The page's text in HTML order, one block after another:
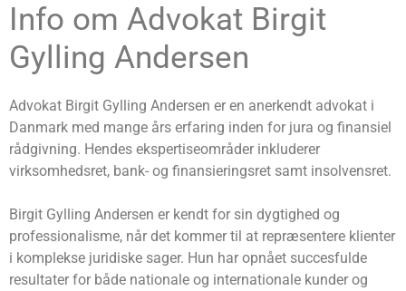
Info om Advokat Birgit
Gylling Andersen
Advokat Birgit Gylling Andersen er en anerkendt advokat i
Danmark med mange års erfaring inden for jura og finansiel
rådgivning. Hendes ekspertiseområder inkluderer
virksomhedsret, bank- og finansieringsret samt insolvensret.
Birgit Gylling Andersen er kendt for sin dygtighed og
professionalisme, når det kommer til at repræsentere klienter
i komplekse juridiske sager. Hun har opnået succesfulde
resultater for både nationale og internationale kunder og